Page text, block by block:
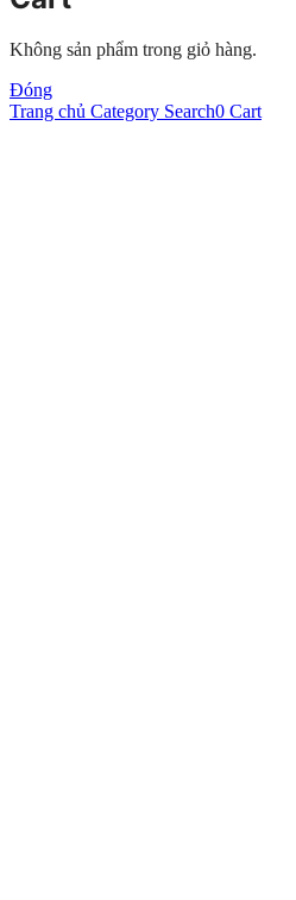
Không sản phẩm trong giỏ hàng.
Đóng
Trang chủ Category Search0 Cart